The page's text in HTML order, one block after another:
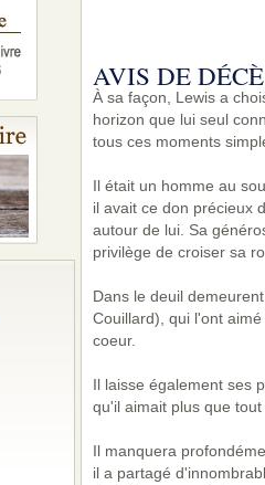
AVIS DE
À sa façon, Lewis a
horizon que lui seul
tous ces moments
Il était un homme au
il avait ce don précieux
autour de lui. Sa
privilège de croiser sa
Dans le deuil
Couillard), qui l'ont
coeur.
Il laisse également ses
qu'il aimait plus que
Il manquera
il a partagé